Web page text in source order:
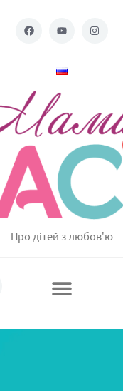
Про дітей з любов'ю